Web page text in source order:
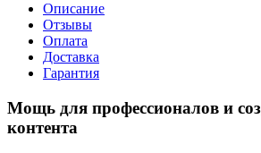
Описание
Отзывы
Оплата
Доставка
Гарантия
Мощь для профессионалов и
контента